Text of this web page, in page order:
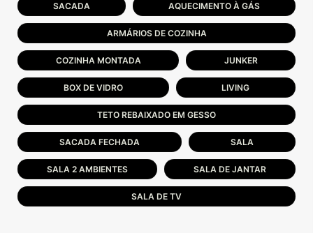
SACADA AQUECIMENTO À GÁS
ARMÁRIOS DE COZINHA
COZINHA MONTADA JUNKER
BOX DE VIDRO LIVING
TETO REBAIXADO EM GESSO
SACADA FECHADA SALA
SALA 2 AMBIENTES SALA DE JANTAR
SALA DE TV